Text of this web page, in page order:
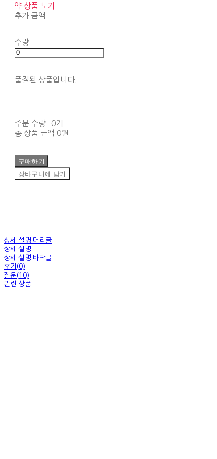
약 상품 보기
추가 금액
수량
품절된 상품입니다.
주문 수량
0개
총 상품 금액 0원
구매하기
장바구니에 담기
상세 설명 머리글
상세 설명
상세 설명 바닥글
후기(0)
질문(10)
관련 상품